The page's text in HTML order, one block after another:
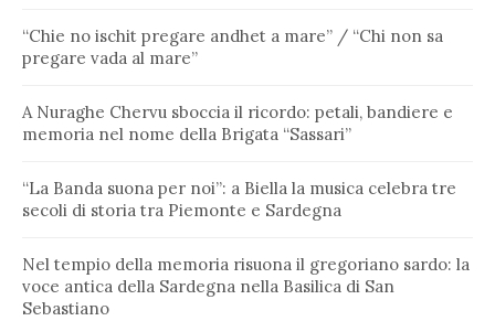
“Chie no ischit pregare andhet a mare” / “Chi non sa
pregare vada al mare”
A Nuraghe Chervu sboccia il ricordo: petali, bandiere e
memoria nel nome della Brigata “Sassari”
“La Banda suona per noi”: a Biella la musica celebra tre
secoli di storia tra Piemonte e Sardegna
Nel tempio della memoria risuona il gregoriano sardo: la
voce antica della Sardegna nella Basilica di San
Sebastiano